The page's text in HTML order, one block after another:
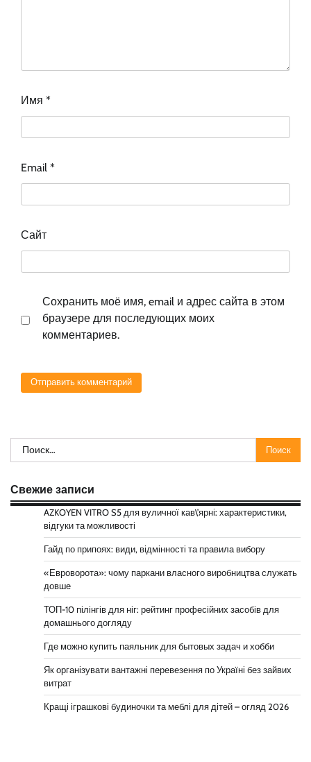
Имя *
Email *
Сайт
Сохранить моё имя, email и адрес сайта в этом
браузере для последующих моих
комментариев.
Найти:
Свежие записи
AZKOYEN VITRO S5 для вуличної кав\’ярні: характеристики,
відгуки та можливості
Гайд по припоях: види, відмінності та правила вибору
«Евроворота»: чому паркани власного виробництва служать
довше
ТОП-10 пілінгів для ніг: рейтинг професійних засобів для
домашнього догляду
Где можно купить паяльник для бытовых задач и хобби
Як організувати вантажні перевезення по Україні без зайвих
витрат
Кращі іграшкові будиночки та меблі для дітей – огляд 2026